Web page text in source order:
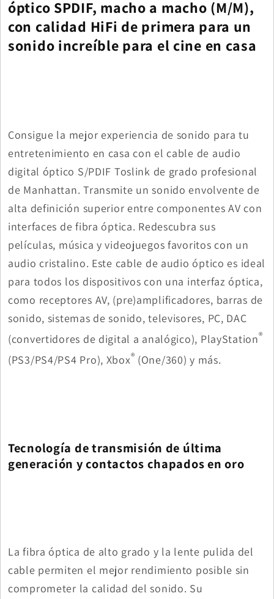
óptico SPDIF, macho a macho (M/M),
con calidad HiFi de primera para un
sonido increíble para el cine en casa
Consigue la mejor experiencia de sonido para tu
entretenimiento en casa con el cable de audio
digital óptico S/PDIF Toslink de grado profesional
de Manhattan. Transmite un sonido envolvente de
alta definición superior entre componentes AV con
interfaces de fibra óptica. Redescubra sus
películas, música y videojuegos favoritos con un
audio cristalino. Este cable de audio óptico es ideal
para todos los dispositivos con una interfaz óptica,
como receptores AV, (pre)amplificadores, barras de
sonido, sistemas de sonido, televisores, PC, DAC
(convertidores de digital a analógico), PlayStation®
(PS3/PS4/PS4 Pro), Xbox® (One/360) y más.
Tecnología de transmisión de última
generación y contactos chapados en oro
La fibra óptica de alto grado y la lente pulida del
cable permiten el mejor rendimiento posible sin
comprometer la calidad del sonido. Su